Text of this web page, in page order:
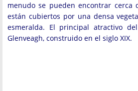
menudo se pueden encontrar cerca
están cubiertos por una densa
esmeralda. El principal atractivo
Glenveagh, construido en el siglo XIX.